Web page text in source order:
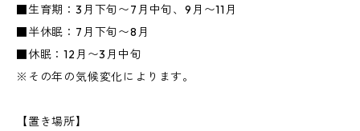
■生育期：3月下旬〜7月中旬、9月〜11月
■半休眠：7月下旬〜8月
■休眠：12月〜3月中旬
※その年の気候変化によります。
【置き場所】